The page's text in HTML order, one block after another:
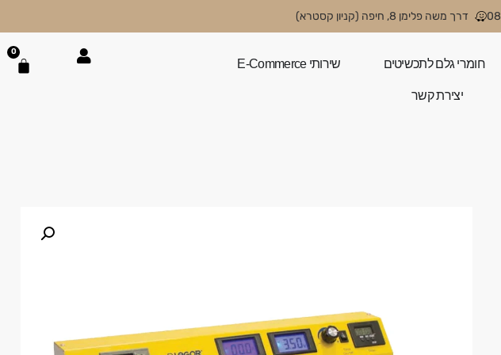
דרך משה פלימן 8, חיפה (קניון קסטרא)
חומרי גלם לתכשיטים שירותי E-Commerce
יצירת קשר
0